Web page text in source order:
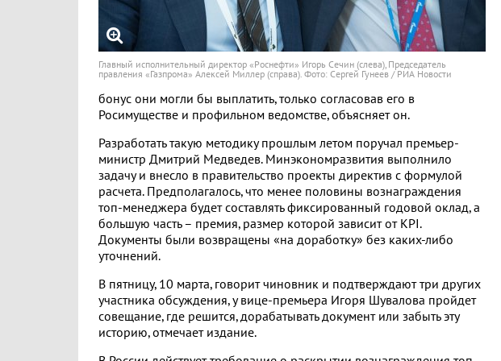
Главный исполнительный директор «Роснефти» Игорь Сечин (слева), Председатель
правления «Газпрома» Алексей Миллер (справа). Фото: Сергей Гунеев / РИА Новости
бонус они могли бы выплатить, только согласовав его в
Росимуществе и профильном ведомстве, объясняет он.
Разработать такую методику прошлым летом поручал премьер-
министр Дмитрий Медведев. Минэкономразвития выполнило
задачу и внесло в правительство проекты директив с формулой
расчета. Предполагалось, что менее половины вознаграждения
топ-менеджера будет составлять фиксированный годовой оклад, а
большую часть – премия, размер которой зависит от KPI.
Документы были возвращены «на доработку» без каких-либо
уточнений.
В пятницу, 10 марта, говорит чиновник и подтверждают три других
участника обсуждения, у вице-премьера Игоря Шувалова пройдет
совещание, где решится, дорабатывать документ или забыть эту
историю, отмечает издание.